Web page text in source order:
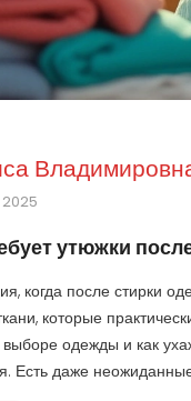
2025
утюжки
когда после стирки
которые
одежды и как
Есть даже